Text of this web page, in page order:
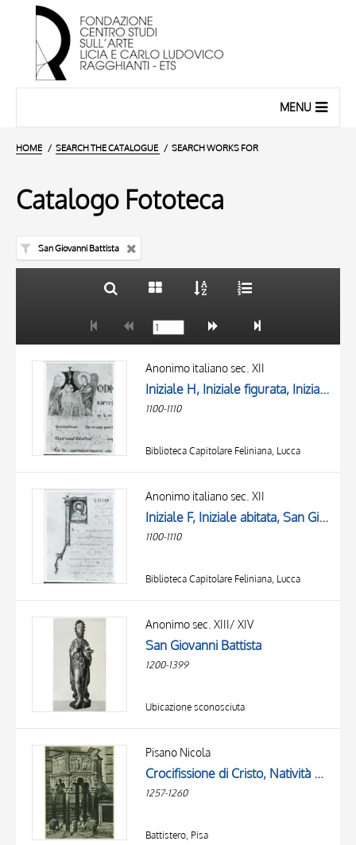
MENU
HOME SEARCH THE CATALOGUE SEARCH WORKS FOR
Catalogo Fototeca
San Giovanni Battista
AUTHOR
LOCATION
Anonimo italiano sec. XII
Iniziale H, Iniziale figurata, Iniziale istoriata, Battesimo di Cristo, San Giovanni Battista, Angelo, Colomba dello Spirito Santo
1100-1110
Biblioteca Capitolare Feliniana, Lucca
Anonimo italiano sec. XII
Iniziale F, Iniziale abitata, San Giovanni Battista, Cartiglio, Motivi decorativi fitomorfi
1100-1110
Biblioteca Capitolare Feliniana, Lucca
Anonimo sec. XIII/ XIV
San Giovanni Battista
1200-1399
Ubicazione sconosciuta
Pisano Nicola
Crocifissione di Cristo, Natività di Gesù, Annunciazione, Lavanda di Gesù Bambino, Adorazione dei Re Magi, Presentazione di Gesù al Tempio, Giudizio Universale, Profeti, Evangelisti, Allegorie delle Virtù, San Giovanni Battista, San Michele Arcangelo...
1257-1260
Battistero, Pisa